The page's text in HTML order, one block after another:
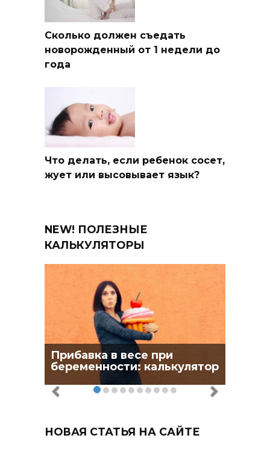
Сколько должен съедать
новорожденный от 1 недели до
года
Что делать, если ребенок сосет,
жует или высовывает язык?
NEW! ПОЛЕЗНЫЕ
КАЛЬКУЛЯТОРЫ
Прибавка в весе при
беременности: калькулятор
НОВАЯ СТАТЬЯ НА САЙТЕ